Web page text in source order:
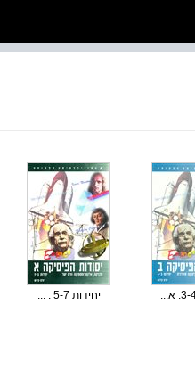
יחידות 5-7 : ...